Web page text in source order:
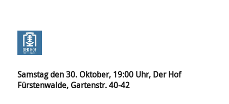
Samstag den 30. Oktober, 19:00 Uhr, Der Hof
Fürstenwalde, Gartenstr. 40-42